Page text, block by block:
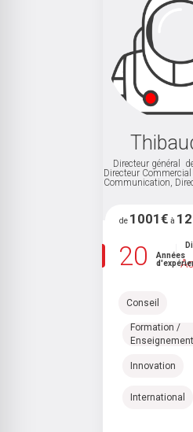
Directeur général
Directeur
Communication,
de 1001€ à
20
Années
Conseil
Formation /
Enseignement
Innovation
International